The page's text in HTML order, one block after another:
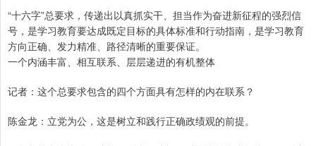
“十六字”总要求，传递出以真抓实干、担当作为奋进新征程的强烈信
号，是学习教育要达成既定目标的具体标准和行动指南，是学习教育
方向正确、发力精准、路径清晰的重要保证。
一个内涵丰富、相互联系、层层递进的有机整体
记者：这个总要求包含的四个方面具有怎样的内在联系？
陈金龙：立党为公，这是树立和践行正确政绩观的前提。